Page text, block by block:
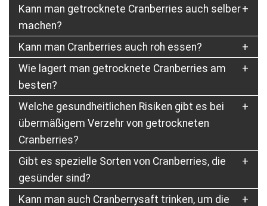
Kann man getrocknete Cranberries auch selber
machen?
Kann man Cranberries auch roh essen?
Wie lagert man getrocknete Cranberries am
besten?
Welche gesundheitlichen Risiken gibt es bei
übermäßigem Verzehr von getrockneten
Cranberries?
Gibt es spezielle Sorten von Cranberries, die
gesünder sind?
Kann man auch Cranberrysaft trinken, um die